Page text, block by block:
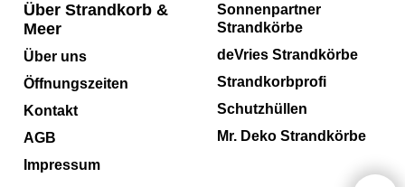
Sonnenpartner
Strandkörbe
deVries Strandkörbe
Strandkorbprofi
Schutzhüllen
Mr. Deko Strandkörbe
Über Strandkorb &
Meer
Über uns
Öffnungszeiten
Kontakt
AGB
Impressum